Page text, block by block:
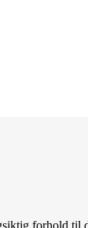
forhold til